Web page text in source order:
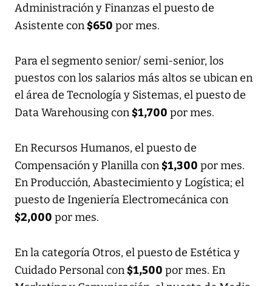
Administración y Finanzas el puesto de
Asistente con $650 por mes.
Para el segmento senior/ semi-senior, los
puestos con los salarios más altos se ubican en
el área de Tecnología y Sistemas, el puesto de
Data Warehousing con $1,700 por mes.
En Recursos Humanos, el puesto de
Compensación y Planilla con $1,300 por mes.
En Producción, Abastecimiento y Logística; el
puesto de Ingeniería Electromecánica con
$2,000 por mes.
En la categoría Otros, el puesto de Estética y
Cuidado Personal con $1,500 por mes. En